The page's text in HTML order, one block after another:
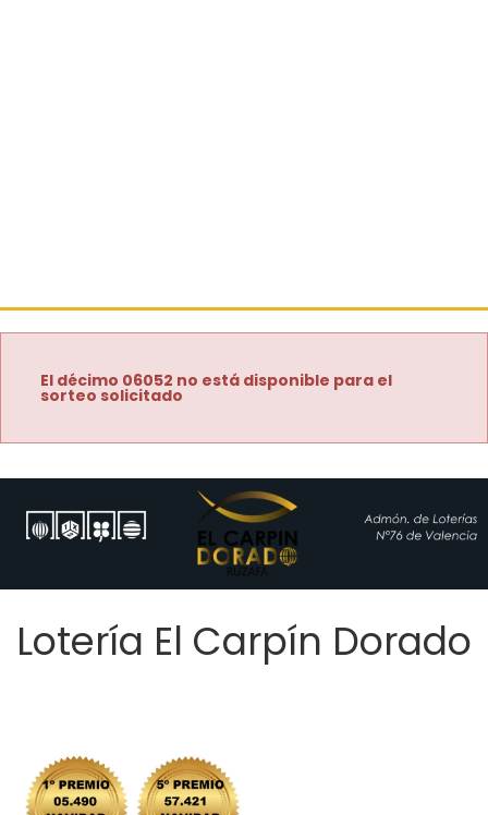
El décimo 06052 no está disponible para el
sorteo solicitado
Lotería El Carpín Dorado